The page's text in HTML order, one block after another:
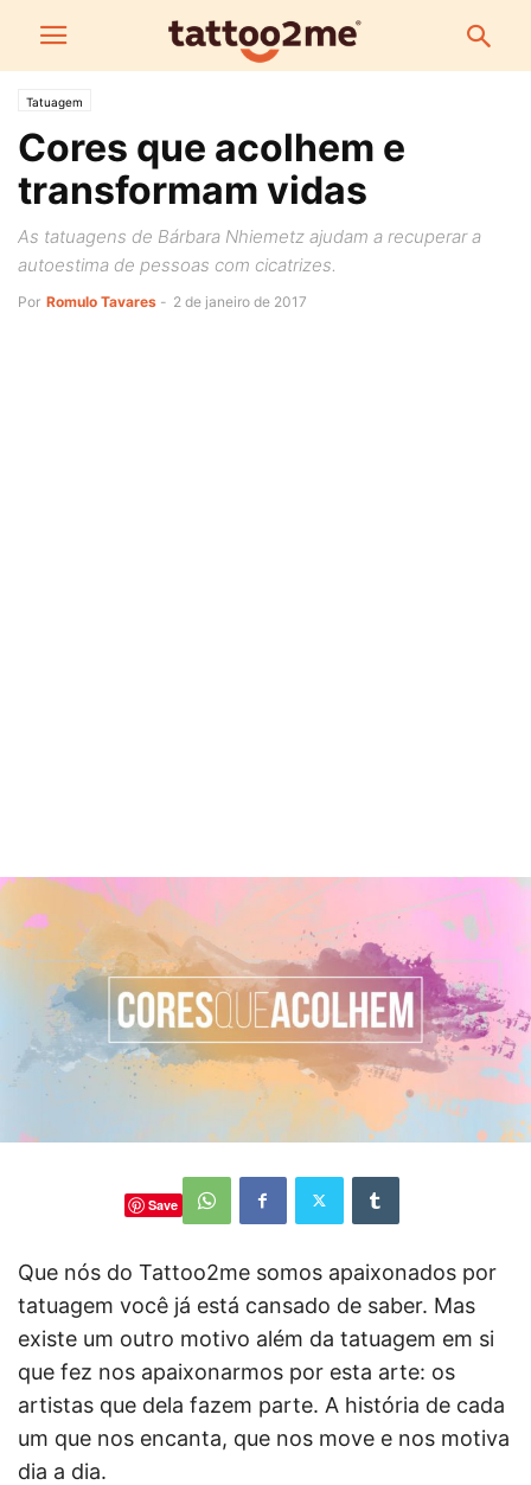
Tatuagem
Cores que acolhem e
transformam vidas
As tatuagens de Bárbara Nhiemetz ajudam a recuperar a
autoestima de pessoas com cicatrizes.
Por Romulo Tavares - 2 de janeiro de 2017
Save
Que nós do Tattoo2me somos apaixonados por
tatuagem você já está cansado de saber. Mas
existe um outro motivo além da tatuagem em si
que fez nos apaixonarmos por esta arte: os
artistas que dela fazem parte. A história de cada
um que nos encanta, que nos move e nos motiva
dia a dia.